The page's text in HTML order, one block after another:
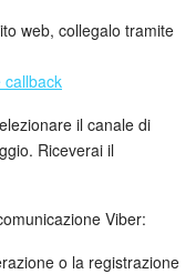
web, collegalo tramite
callback
il canale di
Riceverai il
Viber:
o la registrazione